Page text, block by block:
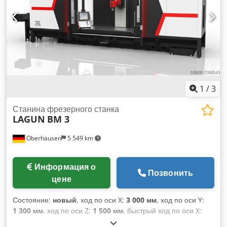
1 /3
Oberhausen 5 549 km
Станина фрезерного станка
LAGUN BM 3
цене
Позвонить
Состояние: новый, ход по оси X: 3 000 мм, ход по оси Y:
1 300 мм, ход по оси Z: 1 500 мм, быстрый ход по оси X:
, быстрая подача по оси Y: